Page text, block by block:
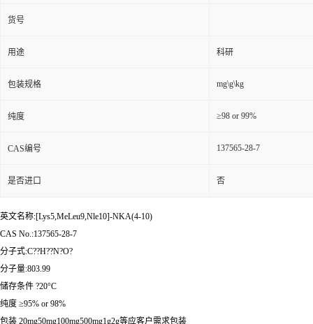
货号
用途 科研
包装规格 mg\g\kg
纯度 ≥98 or 99%
CAS编号 137565-28-7
是否进口 否
英文名称:[Lys5,MeLeu9,Nle10]-NKA(4-10)
CAS No.:137565-28-7
分子式:C??H??N?O?
分子量:803.99
储存条件 ?20°C
纯度 ≥95% or 98%
包装 20mg50mg100mg500mg1g2g等应客户需求包装